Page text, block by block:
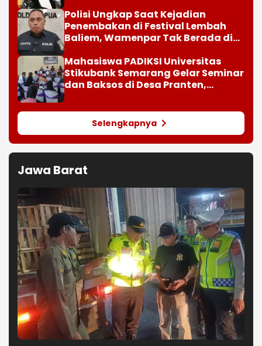
Polisi Ungkap Saat Kejadian
Penembakan di Festival Lembah
Baliem, Wamenpar Tak Berada di
Mahasiswa PADIKSI Universitas
Stikubank Semarang Gelar Seminar
dan Baksos di Desa Pranten,
Selengkapnya
Jawa Barat